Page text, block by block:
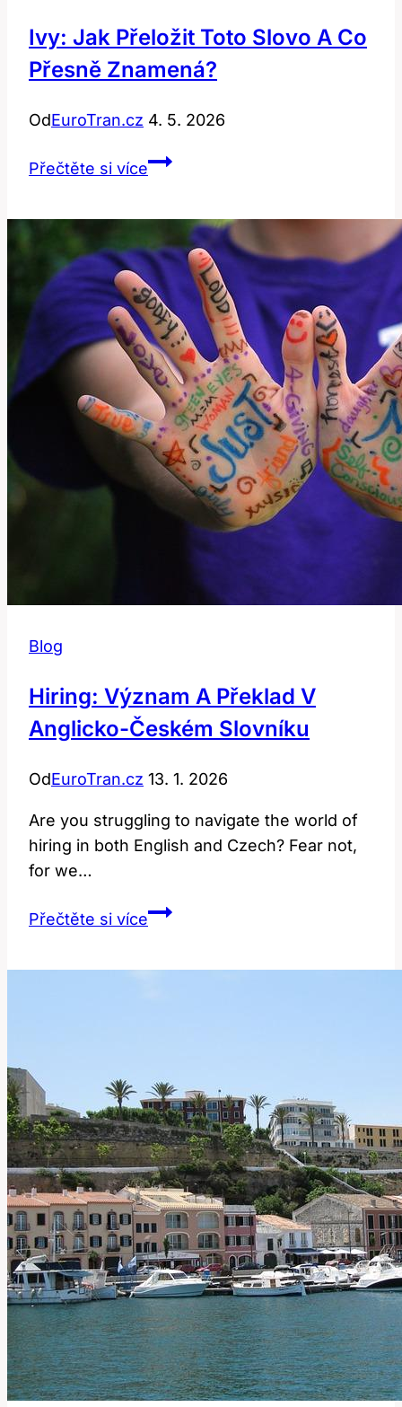
Ivy: Jak Přeložit Toto Slovo A Co
Přesně Znamená?
OdEuroTran.cz 4. 5. 2026
Přečtěte si víceIvy:
slovo
a
co
přesně
znamená?
Blog
Hiring: Význam A Překlad V
Anglicko-Českém Slovníku
OdEuroTran.cz 13. 1. 2026
Are you struggling to navigate the world of
hiring in both English and​ Czech? Fear ⁤not,
for we…
Přečtěte si víceHiring:
Slovníku